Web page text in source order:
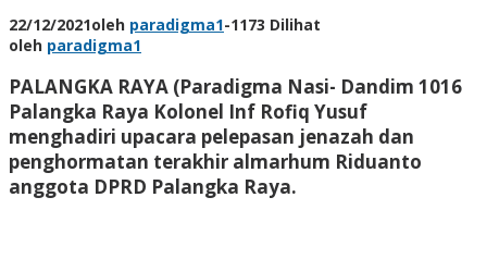
22/12/2021oleh paradigma1-1173 Dilihat
oleh paradigma1
PALANGKA RAYA (Paradigma Nasi- Dandim 1016
Palangka Raya Kolonel Inf Rofiq Yusuf
menghadiri upacara pelepasan jenazah dan
penghormatan terakhir almarhum Riduanto
anggota DPRD Palangka Raya.